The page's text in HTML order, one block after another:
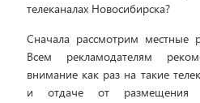
телеканалах Новосибирска?
Сначала рассмотрим местные
Всем рекламодателям
внимание как раз на такие
и отдаче от размещения